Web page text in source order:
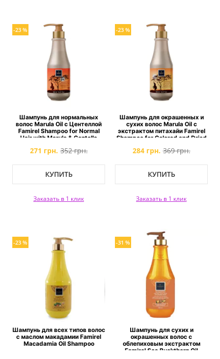
-23 %
Шампунь для нормальных
волос Marula Oil с Центеллой
Famirel Shampoo for Normal
Hair with Marula & Centella
271 грн. 352 грн.
КУПИТЬ
Заказать в 1 клик
-23 %
Шампунь для окрашенных и
сухих волос Marula Oil с
экстрактом питахайи Famirel
Shampoo for Colored and Dried
284 грн. 369 грн.
КУПИТЬ
Заказать в 1 клик
-23 %
Шампунь для всех типов волос
с маслом макадамии Famirel
Macadamia Oil Shampoo
-31 %
Шампунь для сухих и
окрашенных волос с
облепиховым экстрактом
Famirel Sea Buckthorn Oil